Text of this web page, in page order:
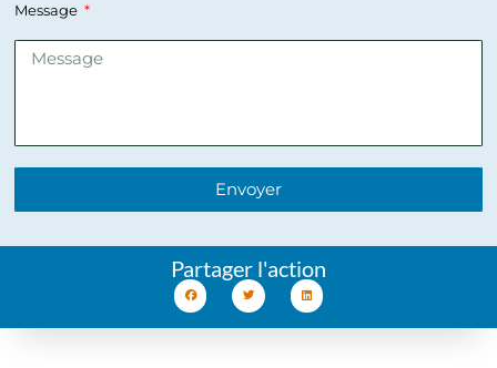
Message
Envoyer
Partager l'action